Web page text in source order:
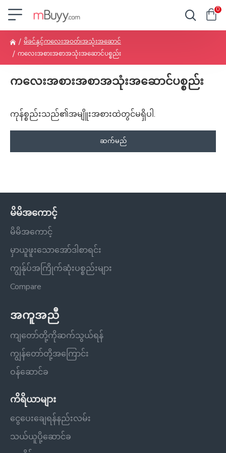
0
မိခင်နှင့်ကလေးအဝတ်၊အသုံးအဆောင်
ကလေးအစားအစာအသုံးအဆောင်ပစ္စည်း
ကလေးအစားအစာအသုံးအဆောင်ပစ္စည်း
ကုန်စ္စည်းသည်၏အမျိူးအစားထဲတွင်မရှိပါ.
ဆက်မည်
မိမိအကောင့်
မိမိအကောင့်
မှာယူဖူးသောအော်ဒါစာရင်း
ကျွန်ုပ်အကြိုက်ဆုံးပစ္စည်းများ
Compare
အကူအညီ
ကျတော်တို့ကိုဆက်သွယ်ရန်
ကျွန်တော်တို့အကြောင်း
ဝန်ဆောင်ခ
ကိရိယာများ
ငွေပေးချေရန်နည်းလမ်း
သယ်ယူပို့ဆောင်ခ